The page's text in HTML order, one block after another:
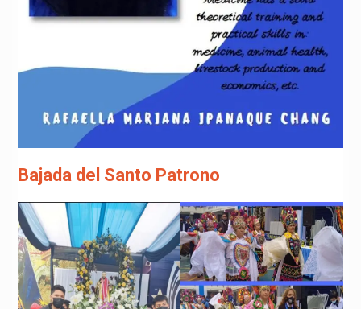
Bajada del Santo Patrono